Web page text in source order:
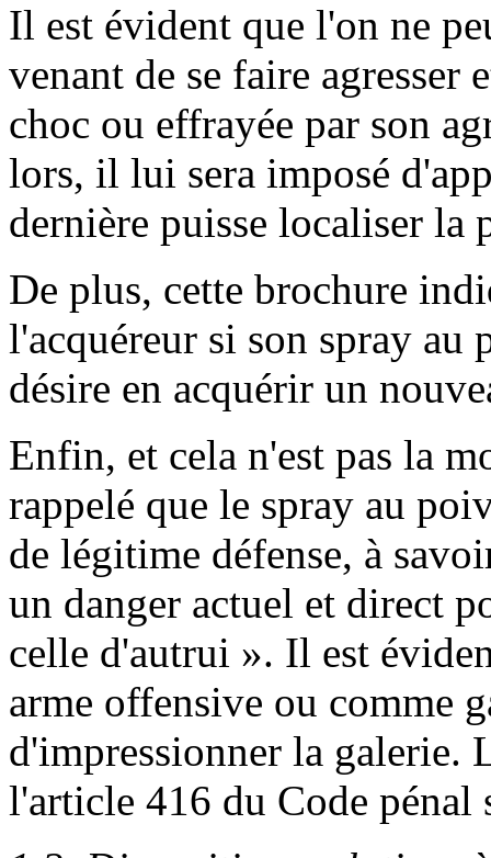
Il est évident que l'on ne
venant de se faire agresser
choc ou effrayée par son
lors, il lui sera imposé
dernière puisse localiser la
De plus, cette brochure
l'acquéreur si son spray
désire en acquérir un
Enfin, et cela n'est pas la
rappelé que le spray au
de légitime défense, à
un danger actuel et direct
celle d'autrui ». Il est
arme offensive ou comme
d'impressionner la galerie.
l'article 416 du Code pénal